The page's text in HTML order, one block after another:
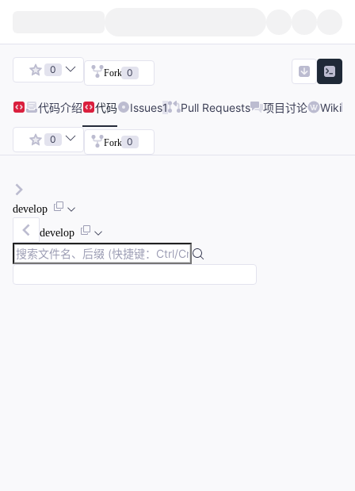
0 Fork 0
代码介绍 代码 Issues1 Pull Requests 项目讨论 Wiki
0 Fork 0
develop
develop